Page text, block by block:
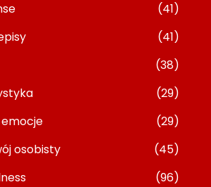
(41)
(41)
(38)
(29)
(29)
osobisty
(45)
(96)